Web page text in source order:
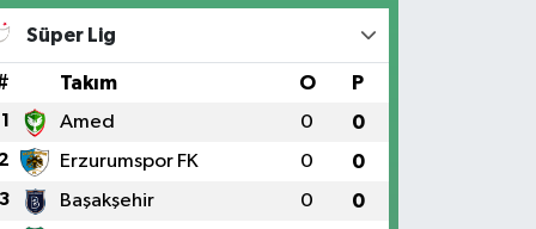
Süper Lig
Takım O P
1 Amed 0 0
Erzurumspor FK 0 0
3 Başakşehir 0 0